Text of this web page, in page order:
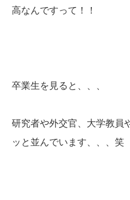
高なんですって！！
卒業生を見ると、、、
研究者や外交官、大学教員
ッと並んでいます、、、笑